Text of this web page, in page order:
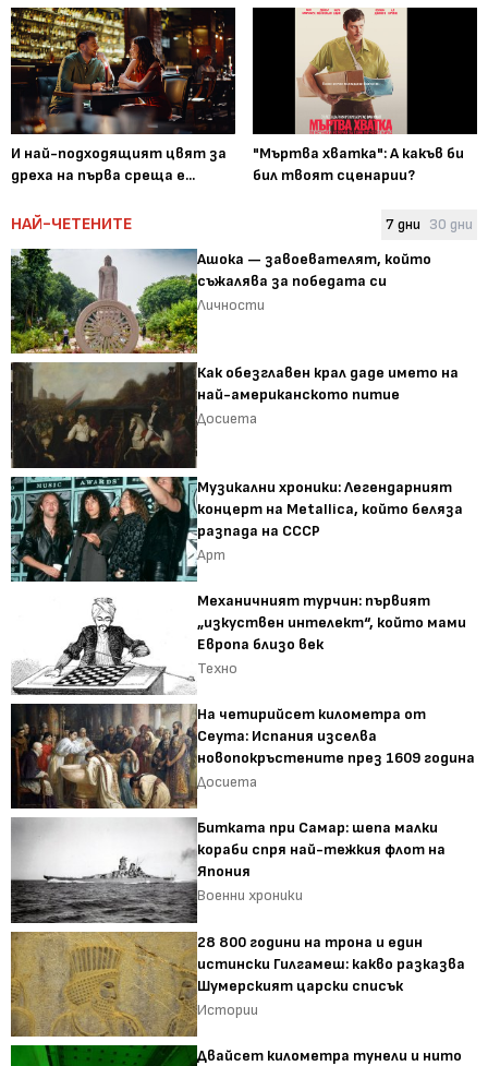
И най-подходящият цвят за
дреха на първа среща е...
"Мъртва хватка": А какъв би
бил твоят сценарии?
НАЙ-ЧЕТЕНИТЕ 7 дни 30 дни
Ашока — завоевателят, който
съжалява за победата си
Личности
Как обезглавен крал даде името на
най-американското питие
Досиета
Музикални хроники: Легендарният
концерт на Metallica, който беляза
разпада на СССР
Арт
Механичният турчин: първият
„изкуствен интелект“, който мами
Европа близо век
Техно
На четирийсет километра от
Сеута: Испания изселва
новопокръстените през 1609 година
Досиета
Битката при Самар: шепа малки
кораби спря най-тежкия флот на
Япония
Военни хроники
28 800 години на трона и един
истински Гилгамеш: какво разказва
Шумерският царски списък
Истории
Двайсет километра тунели и нито